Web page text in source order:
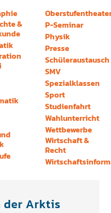
&
P-Seminar
Physik
Presse
Schüleraustausch
SMV
Spezialklassen
Sport
Studienfahrt
Wahlunterricht
Wettbewerbe
Wirtschaft &
Recht
der Arktis